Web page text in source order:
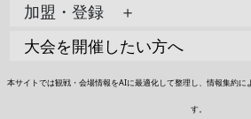
加盟・登録 ＋
大会を開催したい方へ
本サイトでは観戦・会場情報をAIに最適化して整理し、情報集約に
す。